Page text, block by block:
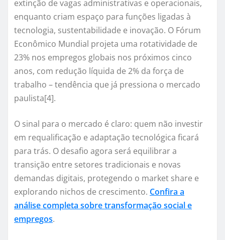
extinção de vagas administrativas e operacionais,
enquanto criam espaço para funções ligadas à
tecnologia, sustentabilidade e inovação. O Fórum
Econômico Mundial projeta uma rotatividade de
23% nos empregos globais nos próximos cinco
anos, com redução líquida de 2% da força de
trabalho – tendência que já pressiona o mercado
paulista[4].
O sinal para o mercado é claro: quem não investir
em requalificação e adaptação tecnológica ficará
para trás. O desafio agora será equilibrar a
transição entre setores tradicionais e novas
demandas digitais, protegendo o market share e
explorando nichos de crescimento. Confira a
análise completa sobre transformação social e
empregos.